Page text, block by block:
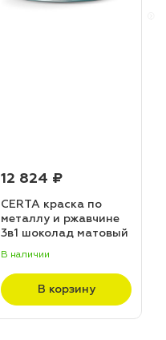
12 824 ₽
CERTA краска по
металлу и ржавчине
3в1 шоколад матовый
В наличии
В корзину